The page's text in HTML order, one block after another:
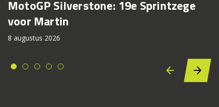
MotoGP Silverstone: 19e Sprintzege
voor Martin
8 augustus 2026